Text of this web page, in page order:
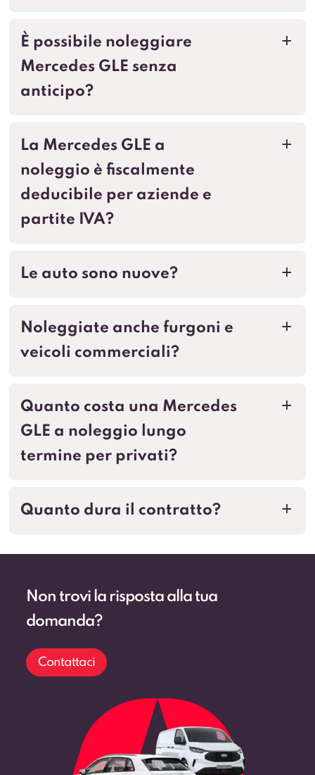
a
È possibile noleggiare
Mercedes GLE senza
anticipo?
a
La Mercedes GLE a
noleggio è fiscalmente
deducibile per aziende e
partite IVA?
a
Le auto sono nuove?
a
Noleggiate anche furgoni e
veicoli commerciali?
a
Quanto costa una Mercedes
GLE a noleggio lungo
termine per privati?
a
Quanto dura il contratto?
Non trovi la risposta alla tua
domanda?
Contattaci